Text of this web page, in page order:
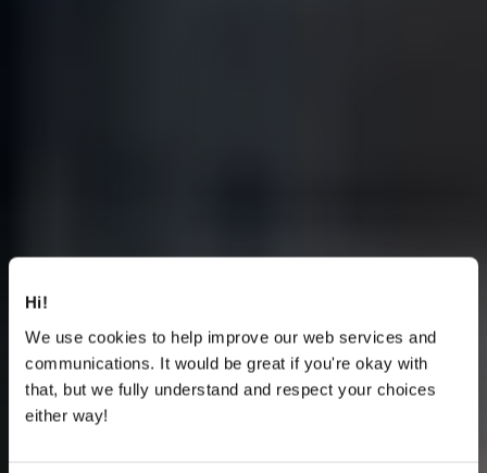
Hi!
We use cookies to help improve our web services and
communications. It would be great if you're okay with
that, but we fully understand and respect your choices
either way!